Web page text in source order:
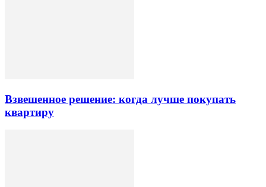
Взвешенное решение: когда лучше покупать
квартиру